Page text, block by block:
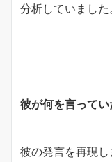
分析していました
彼が何を言って
彼の発言を再現し